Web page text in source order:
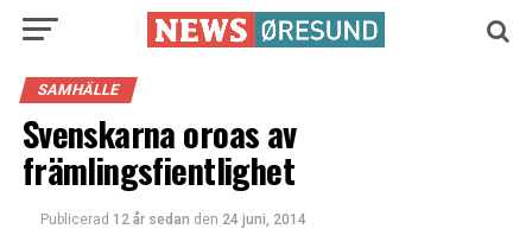
SAMHÄLLE
Svenskarna oroas av
främlingsfientlighet
Publicerad 12 år sedan den 24 juni, 2014